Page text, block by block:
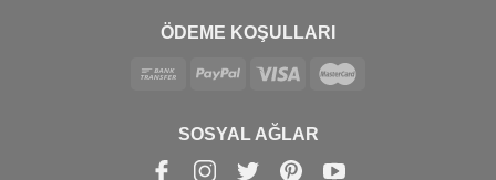
ÖDEME KOŞULLARI
SOSYAL AĞLAR